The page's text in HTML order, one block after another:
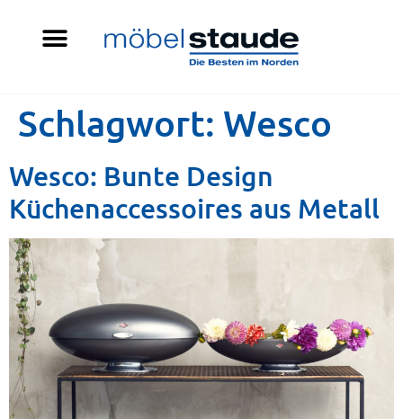
Schlagwort: Wesco
Wesco: Bunte Design
Küchenaccessoires aus Metall